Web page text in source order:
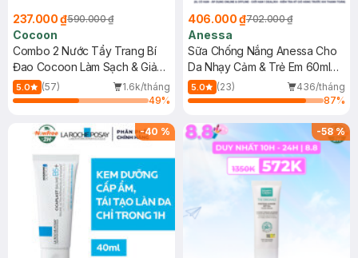
237.000 ₫590.000 ₫
Cocoon
Combo 2 Nước Tẩy Trang Bí
Đao Cocoon Làm Sạch & Giảm
Dầu 500ml
5.0 (57)
1.6k/tháng
49%
406.000 ₫702.000 ₫
Anessa
Sữa Chống Nắng Anessa Cho
Da Nhạy Cảm & Trẻ Em 60ml
(Mới)
5.0 (23)
436/tháng
87%
-40 % -58%